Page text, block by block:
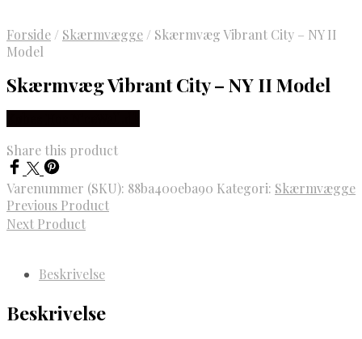
Forside / Skærmvægge / Skærmvæg Vibrant City – NY II
Model
Skærmvæg Vibrant City – NY II Model
Share this product
Varenummer (SKU): 88ba400eba90 Kategori: Skærmvægge
Previous Product
Next Product
Beskrivelse
Beskrivelse